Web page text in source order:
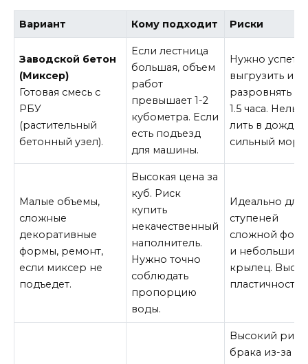
Вариант Кому подходит Риски
Заводской бетон
(Миксер)
Готовая смесь с
РБУ
(растительный
бетонный узел).
Если лестница
большая, объем
работ
превышает 1-2
кубометра. Если
есть подъезд
для машины.
Нужно успеть
выгрузить и
разровнять за
1.5 часа. Нельзя
лить в дождь
сильный
Малые объемы,
сложные
декоративные
формы, ремонт,
если миксер не
подъедет.
Высокая цена за
куб. Риск
купить
некачественный
наполнитель.
Нужно точно
соблюдать
пропорцию
воды.
Идеально для
ступеней
сложной
и небольших
крылец.
пластичность.
Высокий риск
брака из-за